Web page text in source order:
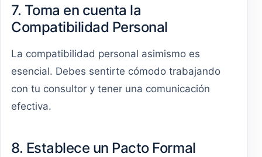
7. Toma en cuenta la
Compatibilidad Personal
La compatibilidad personal asimismo es
esencial. Debes sentirte cómodo trabajando
con tu consultor y tener una comunicación
efectiva.
8. Establece un Pacto Formal